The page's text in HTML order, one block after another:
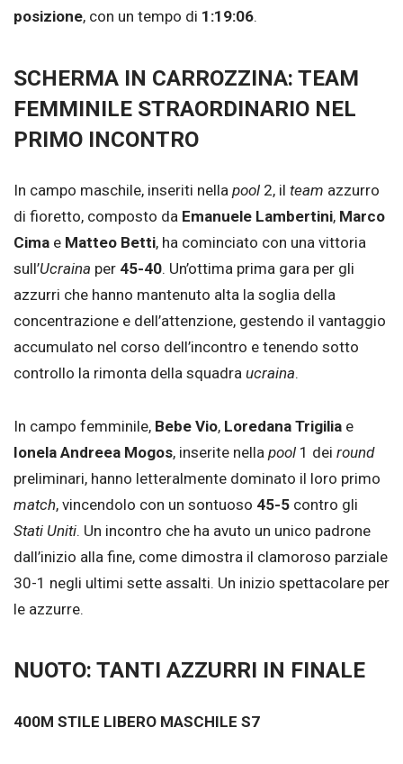
posizione, con un tempo di 1:19:06.
SCHERMA IN CARROZZINA: TEAM
FEMMINILE STRAORDINARIO NEL
PRIMO INCONTRO
In campo maschile, inseriti nella pool 2, il team azzurro
di fioretto, composto da Emanuele Lambertini, Marco
Cima e Matteo Betti, ha cominciato con una vittoria
sull’Ucraina per 45-40. Un’ottima prima gara per gli
azzurri che hanno mantenuto alta la soglia della
concentrazione e dell’attenzione, gestendo il vantaggio
accumulato nel corso dell’incontro e tenendo sotto
controllo la rimonta della squadra ucraina.
In campo femminile, Bebe Vio, Loredana Trigilia e
Ionela Andreea Mogos, inserite nella pool 1 dei round
preliminari, hanno letteralmente dominato il loro primo
match, vincendolo con un sontuoso 45-5 contro gli
Stati Uniti. Un incontro che ha avuto un unico padrone
dall’inizio alla fine, come dimostra il clamoroso parziale
30-1 negli ultimi sette assalti. Un inizio spettacolare per
le azzurre.
NUOTO: TANTI AZZURRI IN FINALE
400M STILE LIBERO MASCHILE S7